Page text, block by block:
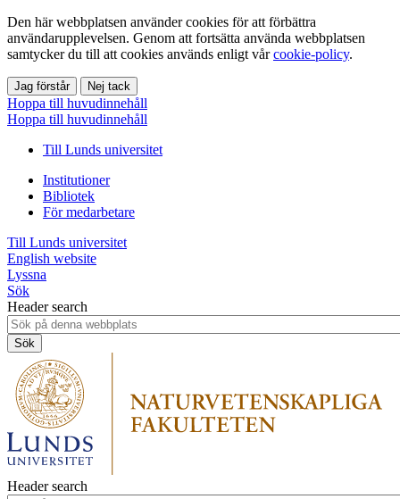
Den här webbplatsen använder cookies för att förbättra
användarupplevelsen. Genom att fortsätta använda webbplatsen
samtycker du till att cookies används enligt vårcookie-policy.
Jag förstår Nej tack
Hoppa till huvudinnehåll
Hoppa till huvudinnehåll
Till Lunds universitet
Institutioner
Bibliotek
För medarbetare
Till Lunds universitet
English website
Lyssna
Sök
Header search
Header search